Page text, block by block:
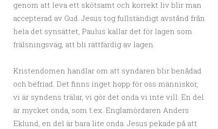
genom att leva ett skötsamt och korrekt liv blir man
accepterad av Gud. Jesus tog fullständigt avstånd från
hela det synsättet, Paulus kallar det för lagen som
frälsningsväg, att bli rättfärdig av lagen.
Kristendomen handlar om att syndaren blir benådad
och befriad. Det finns inget hopp för oss människor,
vi är syndens trälar, vi gör det onda vi inte vill. En del
är mycket onda, som t.ex. Englamördaren Anders
Eklund, en del är bara lite onda. Jesus pekade på att